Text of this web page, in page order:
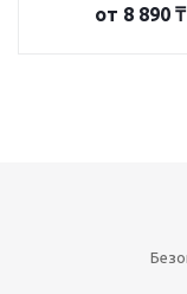
от 8 890 ₸